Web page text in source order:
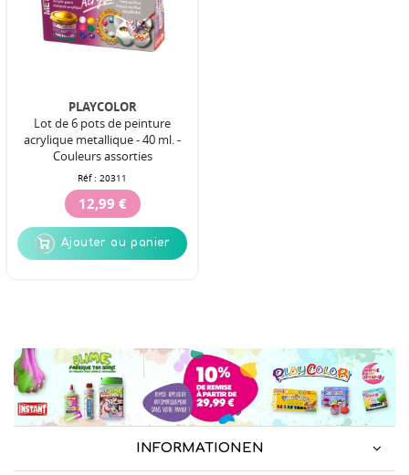
PLAYCOLOR
Lot de 6 pots de peinture
acrylique metallique - 40 ml. -
Couleurs assorties
Réf : 20311
12,99 €
Ajouter au panier
INFORMATIONEN